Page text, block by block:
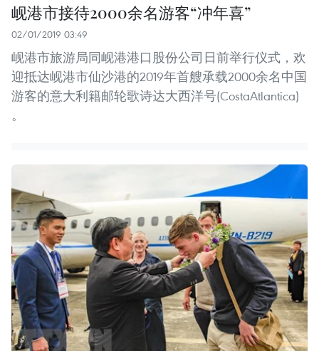
岘港市接待2000余名游客“冲年喜”
02/01/2019 03:49
岘港市旅游局同岘港港口股份公司日前举行仪式，欢
迎抵达岘港市仙沙港的2019年首艘承载2000余名中国
游客的意大利籍邮轮歌诗达大西洋号(CostaAtlantica)
。